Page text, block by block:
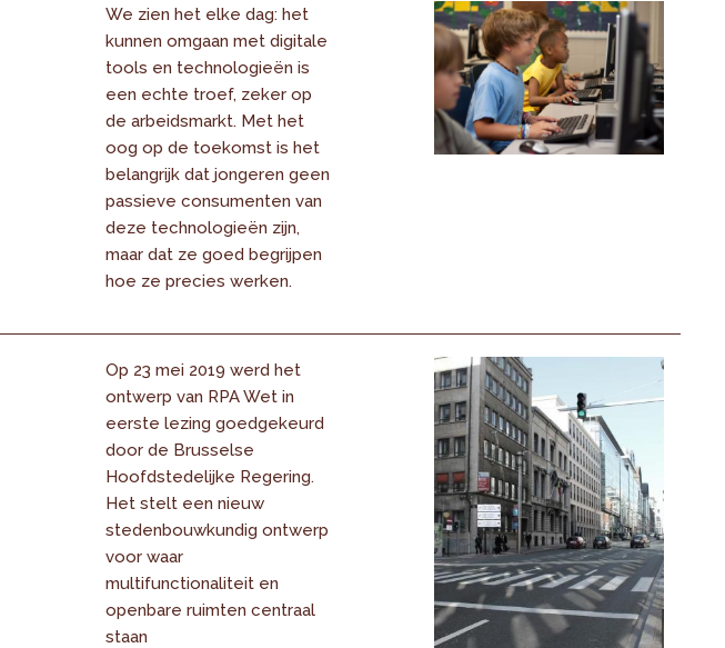
We zien het elke dag: het
kunnen omgaan met digitale
tools en technologieën is
een echte troef, zeker op
de arbeidsmarkt. Met het
oog op de toekomst is het
belangrijk dat jongeren geen
passieve consumenten van
deze technologieën zijn,
maar dat ze goed begrijpen
hoe ze precies werken.
Op 23 mei 2019 werd het
ontwerp van RPA Wet in
eerste lezing goedgekeurd
door de Brusselse
Hoofdstedelijke Regering.
Het stelt een nieuw
stedenbouwkundig ontwerp
voor waar
multifunctionaliteit en
openbare ruimten centraal
staan